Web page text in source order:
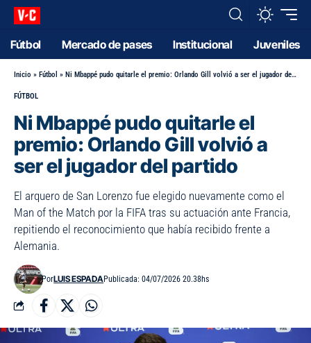
Fútbol Mercado de pases Institucional Juveniles
Inicio » Fútbol » Ni Mbappé pudo quitarle el premio: Orlando Gill volvió a ser el jugador del partido
FÚTBOL
Ni Mbappé pudo quitarle el
premio: Orlando Gill volvió a
ser el jugador del partido
El arquero de San Lorenzo fue elegido nuevamente como el
Man of the Match por la FIFA tras su actuación ante Francia,
repitiendo el reconocimiento que había recibido frente a
Alemania.
PorLUIS ESPADAPublicada: 04/07/2026 20.38hs